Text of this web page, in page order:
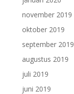
november 2019
oktober 2019
september 2019
augustus 2019
juli 2019
juni 2019